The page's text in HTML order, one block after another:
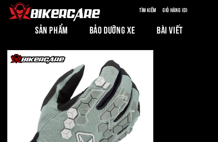
Tìm kiếm Giỏ hàng (0)
SẢN PHẨM BẢO DƯỠNG XE BÀI VIẾT